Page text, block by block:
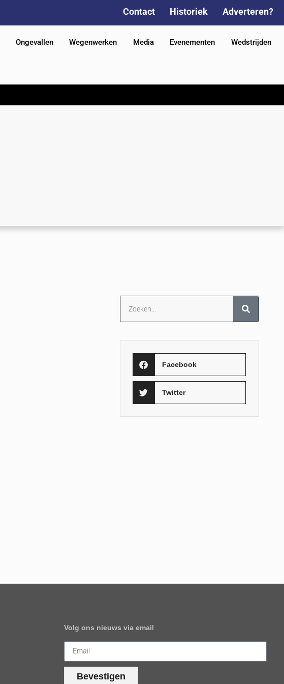
Contact Historiek Adverteren?
Ongevallen Wegenwerken Media Evenementen Wedstrijden
Facebook
Twitter
Volg ons nieuws via email
Bevestigen